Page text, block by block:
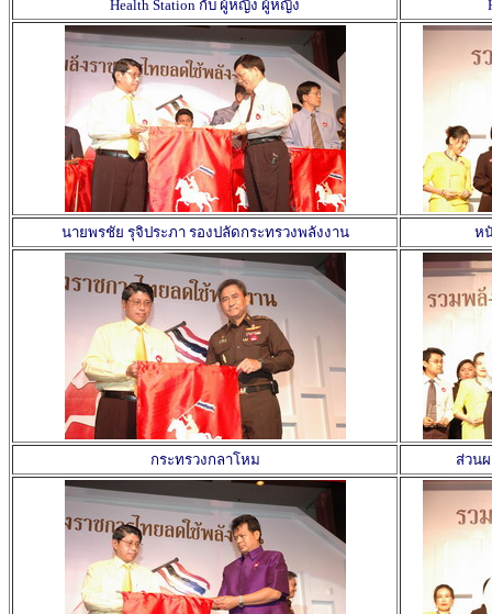
Health Station กับ ผู้หญิง ผู้หญิง
นายพรชัย รุจิประภา รองปลัดกระทรวงพลังงาน ห
กระทรวงกลาโหม ส่วน